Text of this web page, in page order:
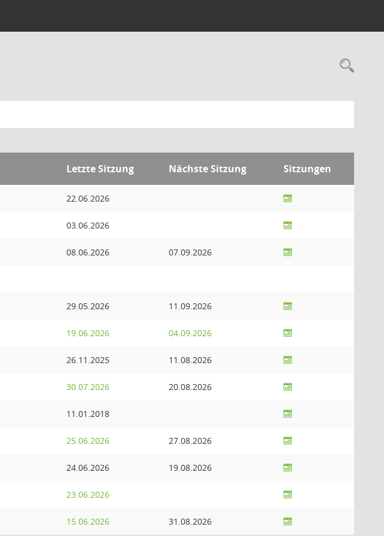
Letzte Sitzung Nächste Sitzung Sitzungen
22.06.2026
03.06.2026
08.06.2026 07.09.2026
29.05.2026 11.09.2026
19.06.2026 04.09.2026
26.11.2025 11.08.2026
30.07.2026 20.08.2026
11.01.2018
25.06.2026 27.08.2026
24.06.2026 19.08.2026
23.06.2026
15.06.2026 31.08.2026